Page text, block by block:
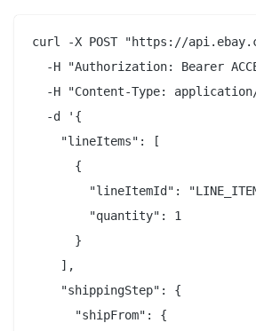
curl -X POST "https://
-H "Authorization: Bearer
-H "Content-Type:
  -d '{
    "lineItems": [
      {
"lineItemId":
        "quantity": 1
      }
    ],
    "shippingStep": {
      "shipFrom": {